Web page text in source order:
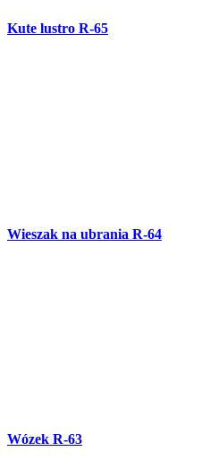
Wózek R-63
Balustrada schodowa B-77
Furtka OG-82